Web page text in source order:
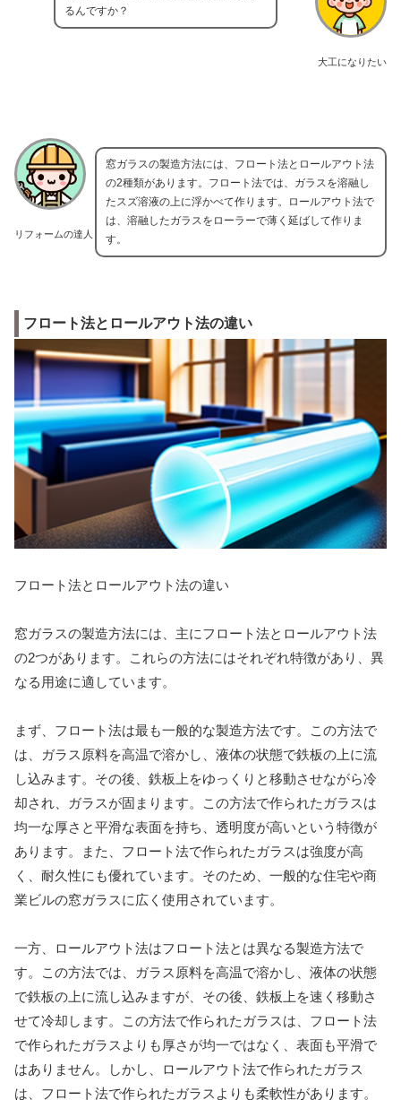
大工になりたい
るんですか？
リフォームの達人
窓ガラスの製造方法には、フロート法とロールアウト法
の2種類があります。フロート法では、ガラスを溶融し
たスズ溶液の上に浮かべて作ります。ロールアウト法で
は、溶融したガラスをローラーで薄く延ばして作りま
す。
フロート法とロールアウト法の違い
フロート法とロールアウト法の違い
窓ガラスの製造方法には、主にフロート法とロールアウト法
の2つがあります。これらの方法にはそれぞれ特徴があり、異
なる用途に適しています。
まず、フロート法は最も一般的な製造方法です。この方法で
は、ガラス原料を高温で溶かし、液体の状態で鉄板の上に流
し込みます。その後、鉄板上をゆっくりと移動させながら冷
却され、ガラスが固まります。この方法で作られたガラスは
均一な厚さと平滑な表面を持ち、透明度が高いという特徴が
あります。また、フロート法で作られたガラスは強度が高
く、耐久性にも優れています。そのため、一般的な住宅や商
業ビルの窓ガラスに広く使用されています。
一方、ロールアウト法はフロート法とは異なる製造方法で
す。この方法では、ガラス原料を高温で溶かし、液体の状態
で鉄板の上に流し込みますが、その後、鉄板上を速く移動さ
せて冷却します。この方法で作られたガラスは、フロート法
で作られたガラスよりも厚さが均一ではなく、表面も平滑で
はありません。しかし、ロールアウト法で作られたガラス
は、フロート法で作られたガラスよりも柔軟性があります。